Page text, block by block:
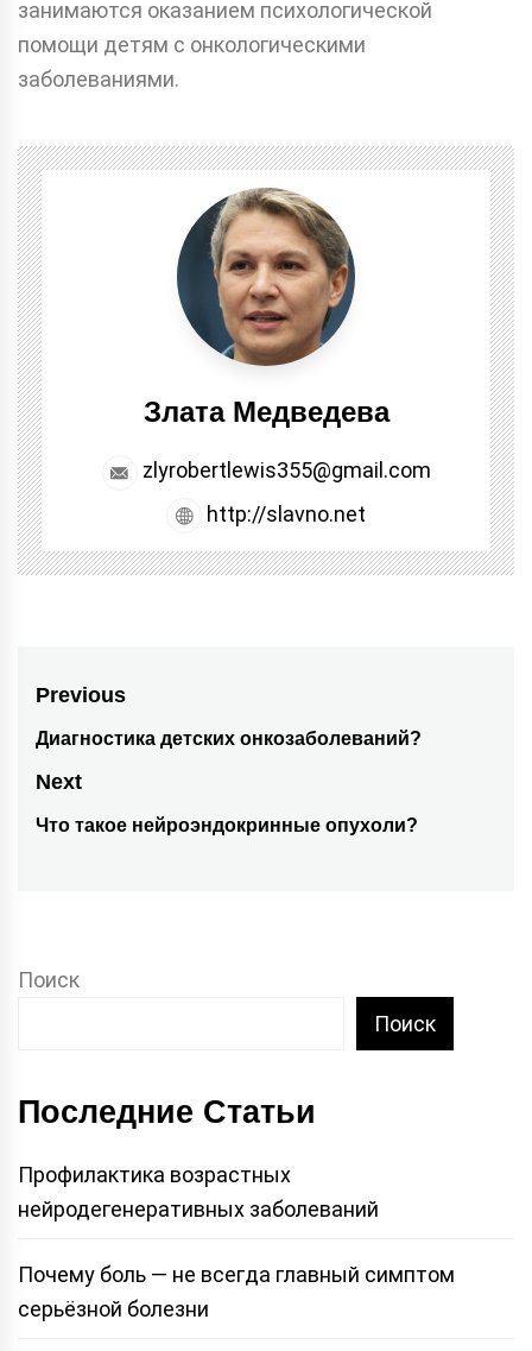
занимаются оказанием психологической
помощи детям с онкологическими
заболеваниями.
Злата Медведева
zlyrobertlewis355@gmail.com
http://slavno.net
Навигация
по
записям
Previous
Previous
post:
Диагностика детских онкозаболеваний?
Next
Next
Что такое нейроэндокринные опухоли?
Поиск
Поиск
Последние Статьи
Профилактика возрастных
нейродегенеративных заболеваний
Почему боль — не всегда главный симптом
серьёзной болезни